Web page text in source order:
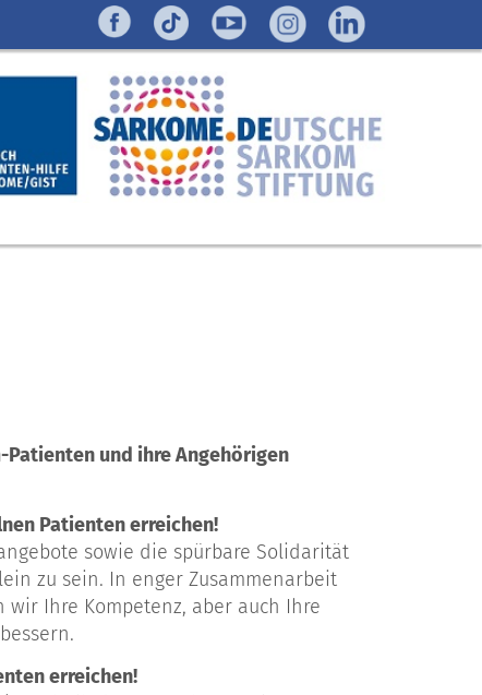
Patienten und ihre Angehörigen
Patienten erreichen!
sowie die spürbare Solidarität
zu sein. In enger Zusammenarbeit
Ihre Kompetenz, aber auch Ihre
erreichen!